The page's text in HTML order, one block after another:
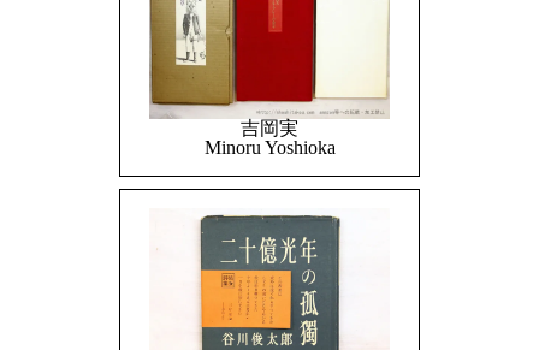
吉岡実
Minoru Yoshioka